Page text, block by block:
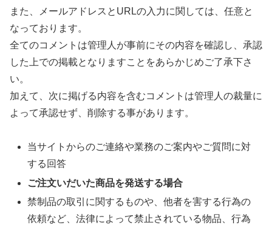
また、メールアドレスとURLの入力に関しては、任意と
なっております。
全てのコメントは管理人が事前にその内容を確認し、承認
した上での掲載となりますことをあらかじめご了承下さ
い。
加えて、次に掲げる内容を含むコメントは管理人の裁量に
よって承認せず、削除する事があります。
当サイトからのご連絡や業務のご案内やご質問に対
する回答
ご注文いだいた商品を発送する場合
禁制品の取引に関するものや、他者を害する行為の
依頼など、法律によって禁止されている物品、行為